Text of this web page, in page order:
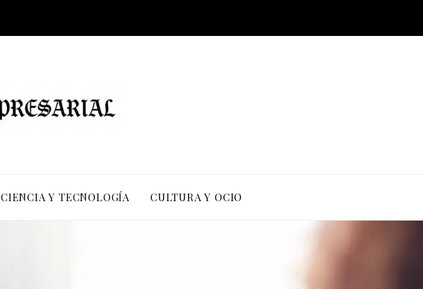
CIENCIA Y TECNOLOGÍA CULTURA Y OCIO